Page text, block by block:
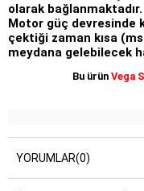
olarak bağlanmaktadır.
Motor güç devresinde
çektiği zaman kısa
meydana gelebilecek
Bu ürün Vega
YORUMLAR(0)